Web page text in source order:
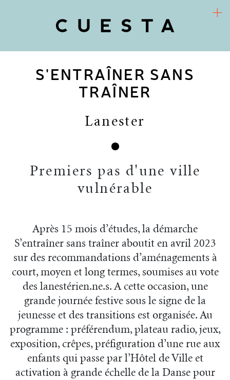
COOPÉRATIVE D’URBANISME CULTUREL
Arts / Territoires / Sociétés
CUESTA
RECHERCHE-ACTION
ACTUALITÉS
S'ENTRAÎNER SANS
TRAÎNER
Lanester
Premiers pas d'une ville
vulnérable
Après 15 mois d’études, la démarche
S’entraîner sans traîner aboutit en avril 2023
sur des recommandations d’aménagements à
court, moyen et long termes, soumises au vote
des lanestérien.ne.s. A cette occasion, une
grande journée festive sous le signe de la
jeunesse et des transitions est organisée. Au
programme : préférendum, plateau radio, jeux,
exposition, crêpes, préfiguration d’une rue aux
enfants qui passe par l’Hôtel de Ville et
activation à grande échelle de la Danse pour